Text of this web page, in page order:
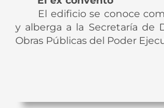
El edificio se conoce
y alberga a la Secretaría de
Obras Públicas del Poder